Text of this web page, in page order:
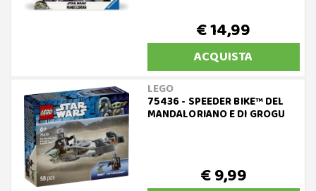
€ 14,99
ACQUISTA
LEGO
75436 - SPEEDER BIKE™ DEL
MANDALORIANO E DI GROGU
€ 9,99